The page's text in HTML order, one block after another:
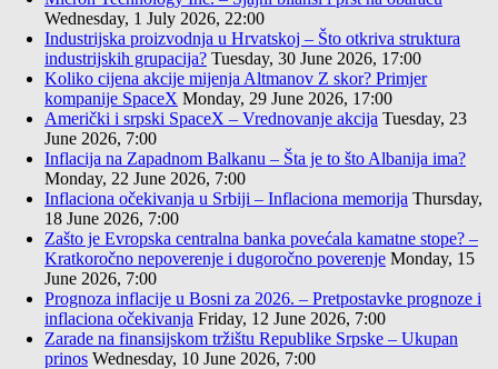
Wednesday, 1 July 2026, 22:00
Industrijska proizvodnja u Hrvatskoj – Što otkriva struktura
industrijskih grupacija? Tuesday, 30 June 2026, 17:00
Koliko cijena akcije mijenja Altmanov Z skor? Primjer
kompanije SpaceX Monday, 29 June 2026, 17:00
Američki i srpski SpaceX – Vrednovanje akcija Tuesday, 23
June 2026, 7:00
Inflacija na Zapadnom Balkanu – Šta je to što Albanija ima?
Monday, 22 June 2026, 7:00
Inflaciona očekivanja u Srbiji – Inflaciona memorija Thursday,
18 June 2026, 7:00
Zašto je Evropska centralna banka povećala kamatne stope? –
Kratkoročno nepoverenje i dugoročno poverenje Monday, 15
June 2026, 7:00
Prognoza inflacije u Bosni za 2026. – Pretpostavke prognoze i
inflaciona očekivanja Friday, 12 June 2026, 7:00
Zarade na finansijskom tržištu Republike Srpske – Ukupan
prinos Wednesday, 10 June 2026, 7:00